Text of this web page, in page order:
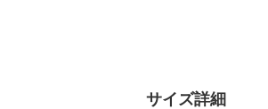
サイズ詳細